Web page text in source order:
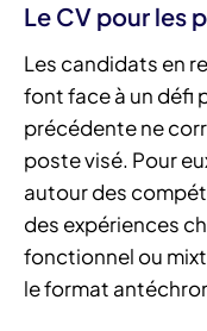
Le CV pour les
Les candidats en
font face à un défi
précédente ne
poste visé. Pour
autour des
des expériences
fonctionnel ou
le format